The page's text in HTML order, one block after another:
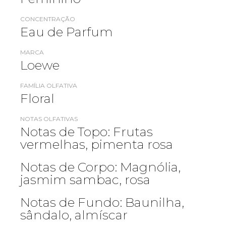
CONCENTRAÇÃO
Eau de Parfum
MARCA
Loewe
FAMÍLIA OLFATIVA
Floral
NOTAS OLFATIVAS
Notas de Topo: Frutas
vermelhas, pimenta rosa
Notas de Corpo: Magnólia,
jasmim sambac, rosa
Notas de Fundo: Baunilha,
sândalo, almíscar